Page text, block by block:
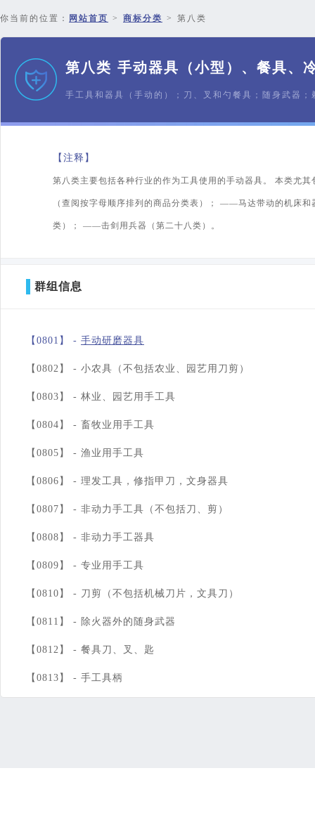
你当前的位置： 网站首页 > 商标分类 > 第八类
第八类 手动器具（小型）、餐具、
手工具和器具（手动的）；刀、叉和勺餐具；随身武器；
【注释】
第八类主要包括各种行业的作为工具使用的手动器具。 本类
（查阅按字母顺序排列的商品分类表）； ——马达带动的机
类）； ——击剑用兵器（第二十八类）。
群组信息
【0801】 - 手动研磨器具
【0802】 - 小农具（不包括农业、园艺用刀剪）
【0803】 - 林业、园艺用手工具
【0804】 - 畜牧业用手工具
【0805】 - 渔业用手工具
【0806】 - 理发工具，修指甲刀，文身器具
【0807】 - 非动力手工具（不包括刀、剪）
【0808】 - 非动力手工器具
【0809】 - 专业用手工具
【0810】 - 刀剪（不包括机械刀片，文具刀）
【0811】 - 除火器外的随身武器
【0812】 - 餐具刀、叉、匙
【0813】 - 手工具柄